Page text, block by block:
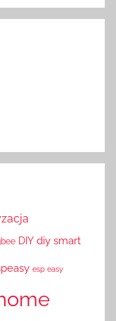
DIY diy smart
esp easy